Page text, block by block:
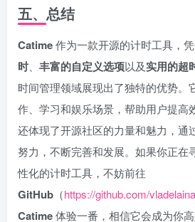
五、总结
Catime作为一款开源的计时工具，
时、 丰富的自定义选项以及实用的超
时间管理领域展现出了独特的优势。
作、学习和娱乐场景，帮助用户提高
还体现了开源社区的力量和魅力，通
努力，不断完善和发展。如果你正在
性化的计时工具，不妨前往
GitHub （https://github.com/
Catime体验一番，相信它会成为你